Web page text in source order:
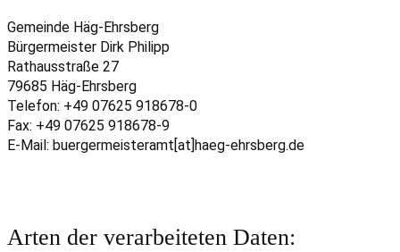
Gemeinde Häg-Ehrsberg
Bürgermeister Dirk Philipp
Rathausstraße 27
79685 Häg-Ehrsberg
Telefon: +49 07625 918678-0
Fax: +49 07625 918678-9
E-Mail: buergermeisteramt[at]haeg-ehrsberg.de
Arten der verarbeiteten Daten: